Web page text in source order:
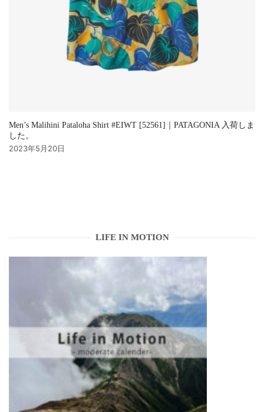
Men’s Malihini Pataloha Shirt #EIWT [52561]｜PATAGONIA 入荷しま
した。
2023年5月20日
LIFE IN MOTION